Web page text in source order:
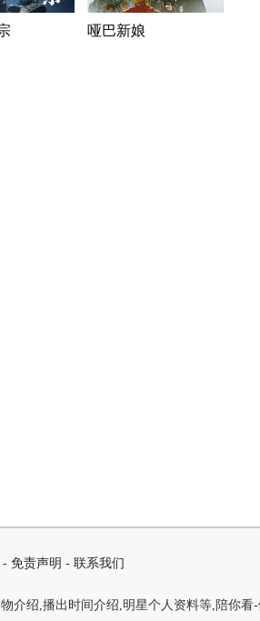
哑巴新娘
- 免责声明 - 联系我们
介绍,播出时间介绍,明星个人资料等,陪你看-